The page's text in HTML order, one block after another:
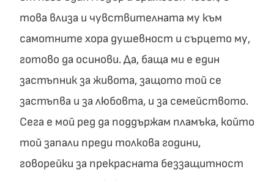
това влиза и чувствителната му към
самотните хора душевност и сърцето му,
готово да осинови. Да, баща ми е един
застъпник за живота, защото той се
застъпва и за любовта, и за семейството.
Сега е мой ред да поддържам пламъка, който
той запали преди толкова години,
говорейки за прекрасната беззащитност